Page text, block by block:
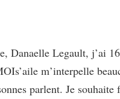
Danaelle Legault, j’ai
m’interpelle
parlent. Je